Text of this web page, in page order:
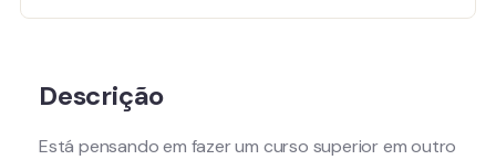
Descrição
Está pensando em fazer um curso superior em outro